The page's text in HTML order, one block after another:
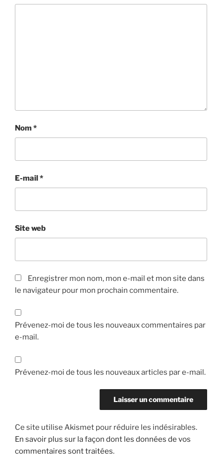
Nom*
E-mail*
Site web
Enregistrer mon nom, mon e-mail et mon site dans
le navigateur pour mon prochain commentaire.
Prévenez-moi de tous les nouveaux commentaires par
e-mail.
Prévenez-moi de tous les nouveaux articles par e-mail.
Ce site utilise Akismet pour réduire les indésirables.
En savoir plus sur la façon dont les données de vos
commentaires sont traitées.